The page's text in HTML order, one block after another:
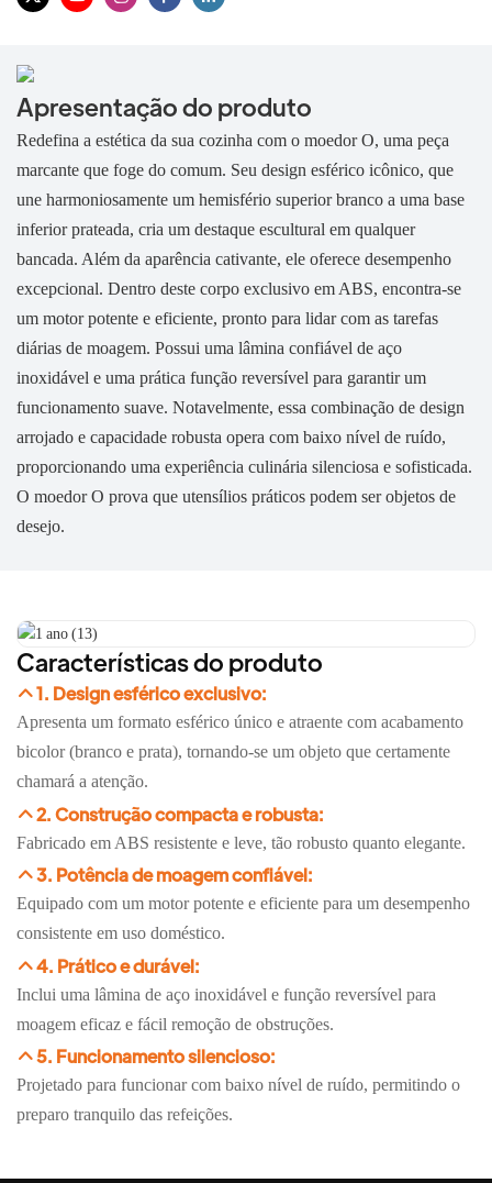
Apresentação do produto
Redefina a estética da sua cozinha com o moedor O, uma peça
marcante que foge do comum. Seu design esférico icônico, que
une harmoniosamente um hemisfério superior branco a uma base
inferior prateada, cria um destaque escultural em qualquer
bancada. Além da aparência cativante, ele oferece desempenho
excepcional. Dentro deste corpo exclusivo em ABS, encontra-se
um motor potente e eficiente, pronto para lidar com as tarefas
diárias de moagem. Possui uma lâmina confiável de aço
inoxidável e uma prática função reversível para garantir um
funcionamento suave. Notavelmente, essa combinação de design
arrojado e capacidade robusta opera com baixo nível de ruído,
proporcionando uma experiência culinária silenciosa e sofisticada.
O moedor O prova que utensílios práticos podem ser objetos de
desejo.
Características do produto
1. Design esférico exclusivo:
Apresenta um formato esférico único e atraente com acabamento
bicolor (branco e prata), tornando-se um objeto que certamente
chamará a atenção.
2. Construção compacta e robusta:
Fabricado em ABS resistente e leve, tão robusto quanto elegante.
3. Potência de moagem confiável:
Equipado com um motor potente e eficiente para um desempenho
consistente em uso doméstico.
4. Prático e durável:
Inclui uma lâmina de aço inoxidável e função reversível para
moagem eficaz e fácil remoção de obstruções.
5. Funcionamento silencioso:
Projetado para funcionar com baixo nível de ruído, permitindo o
preparo tranquilo das refeições.